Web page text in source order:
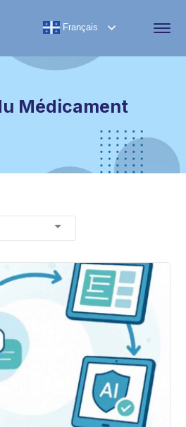
Français
Médicament